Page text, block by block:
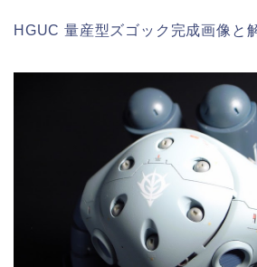
HGUC 量産型ズゴック完成画像と